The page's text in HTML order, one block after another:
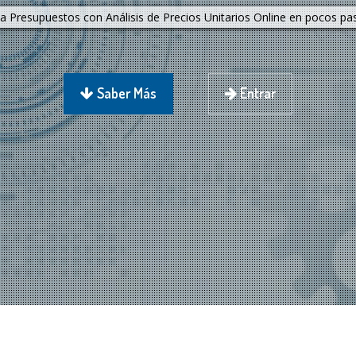
Presupuestos con Análisis de Precios Unitarios Online en pocos
Saber Más Entrar